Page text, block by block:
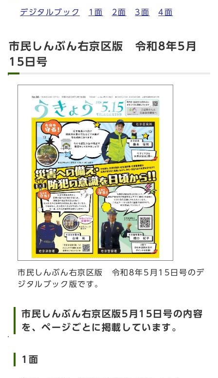
デジタルブック 1面 2面 3面 4面
市民しんぶん右京区版 令和8年5月
15日号
市民しんぶん右京区版 令和8年5月15日号のデ
ジタルブック版です。
市民しんぶん右京区版5月15日号の内容
を、ページごとに掲載しています。
1面